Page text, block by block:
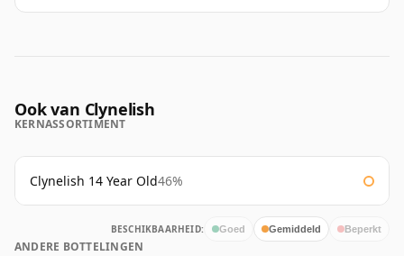
Ook van Clynelish
KERNASSORTIMENT
Clynelish 14 Year Old46%
BESCHIKBAARHEID: Goed Gemiddeld Beperkt
ANDERE BOTTELINGEN